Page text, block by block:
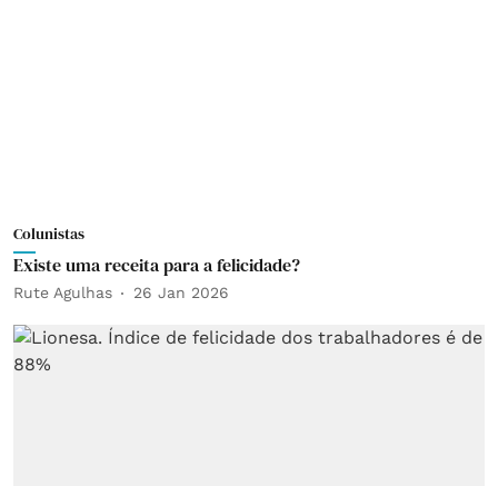
Colunistas
Existe uma receita para a felicidade?
Rute Agulhas 26 Jan 2026